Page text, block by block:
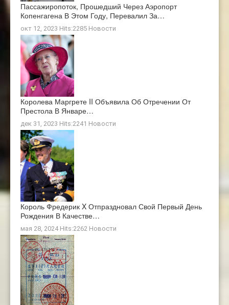
Пассажиропоток, Прошедший Через Аэропорт
Копенгагена В Этом Году, Перевалил За…
окт 12, 2023 Hits:2285 Новости
Королева Маргрете II Объявила Об Отречении От
Престола В Январе…
дек 31, 2023 Hits:2241 Новости
Король Фредерик X Отпраздновал Свой Первый День
Рождения В Качестве…
мая 28, 2024 Hits:2262 Новости